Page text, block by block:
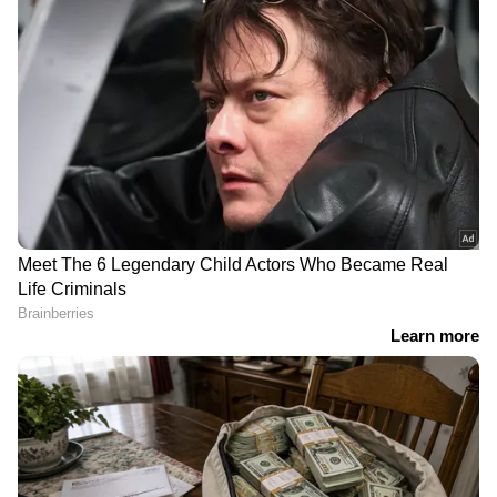
പ്രതീക്ഷയാണ് ഇപ്പോൾ നൽകുന്നത്.
സിനിമകളിൽ നിന്ന് Malayalam OTT Release
വരെ,Bigg Boss Malayalam Season 7മുതൽ
Mollywood Celebrity news,
Exclusive
Interview
വരെ — എല്ലാEntertainment
Newsഒരൊറ്റ ക്ലിക്കിൽ. ഏറ്റവും പുതിയ
Movie Release,Malayalam Movie Review,
Box Office Collection— എല്ലാം ഇപ്പോൾ
നിങ്ങളുടെ മുന്നിൽ. എപ്പോഴും എവിടെയും
എന്റർടൈൻമെന്റിന്റെ താളത്തിൽ ചേരാൻ
ഏഷ്യാനെറ്റ് ന്യൂസ് മലയാളം വാർത്തകൾ